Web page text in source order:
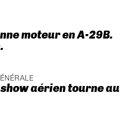
moteur en A-29B.
show aérien tourne au